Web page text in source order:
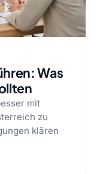
Was
mit
zu
klären